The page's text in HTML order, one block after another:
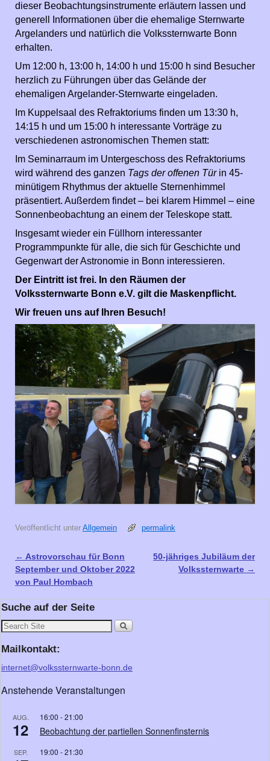
dieser Beobachtungsinstrumente erläutern lassen und
generell Informationen über die ehemalige Sternwarte
Argelanders und natürlich die Volkssternwarte Bonn
erhalten.
Um 12:00 h, 13:00 h, 14:00 h und 15:00 h sind Besucher
herzlich zu Führungen über das Gelände der
ehemaligen Argelander-Sternwarte eingeladen.
Im Kuppelsaal des Refraktoriums finden um 13:30 h,
14:15 h und um 15:00 h interessante Vorträge zu
verschiedenen astronomischen Themen statt:
Im Seminarraum im Untergeschoss des Refraktoriums
wird während des ganzen Tags der offenen Türin 45-
minütigem Rhythmus der aktuelle Sternenhimmel
präsentiert. Außerdem findet – bei klarem Himmel – eine
Sonnenbeobachtung an einem der Teleskope statt.
Insgesamt wieder ein Füllhorn interessanter
Programmpunkte für alle, die sich für Geschichte und
Gegenwart der Astronomie in Bonn interessieren.
Der Eintritt ist frei. In den Räumen der
Volkssternwarte Bonn e.V. gilt die Maskenpflicht.
Wir freuen uns auf Ihren Besuch!
Veröffentlicht unter Allgemein permalink
Artikelnavigation
← Astrovorschau für Bonn
September und Oktober 2022
von Paul Hombach
50-jähriges Jubiläum der
Volkssternwarte →
Suche auf der Seite
Mailkontakt:
internet@volkssternwarte-bonn.de
Anstehende Veranstaltungen
AUG.
12
16:00 -21:00
Beobachtung der partiellen Sonnenfinsternis
SEP. 19:00 -21:30